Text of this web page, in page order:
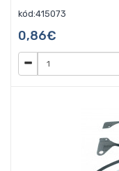
kód:415073
0,86€